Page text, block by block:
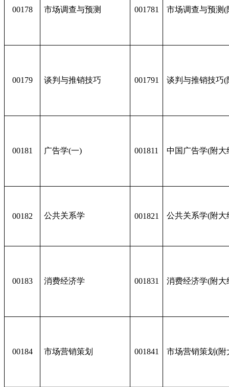
00178 市场调查与预测 001781 市场调查与预测(
00179 谈判与推销技巧 001791 谈判与推销技巧(
00181 广告学(一) 001811 中国广告学(附大
00182 公共关系学 001821 公共关系学(附大
00183 消费经济学 001831 消费经济学(附大
00184 市场营销策划 001841 市场营销策划(附